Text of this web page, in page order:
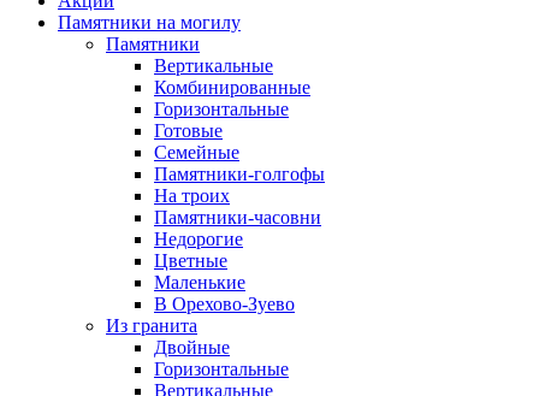
Памятники на могилу
Памятники
Вертикальные
Комбинированные
Горизонтальные
Готовые
Семейные
Памятники-голгофы
На троих
Памятники-часовни
Недорогие
Цветные
Маленькие
В Орехово-Зуево
Из гранита
Двойные
Горизонтальные
Вертикальные